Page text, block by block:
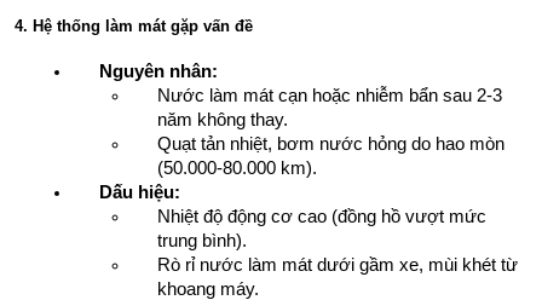
4. Hệ thống làm mát gặp vấn đề
Nguyên nhân:
Nước làm mát cạn hoặc nhiễm bẩn sau 2-3
năm không thay.
Quạt tản nhiệt, bơm nước hỏng do hao mòn
(50.000-80.000 km).
Dấu hiệu:
Nhiệt độ động cơ cao (đồng hồ vượt mức
trung bình).
Rò rỉ nước làm mát dưới gầm xe, mùi khét từ
khoang máy.